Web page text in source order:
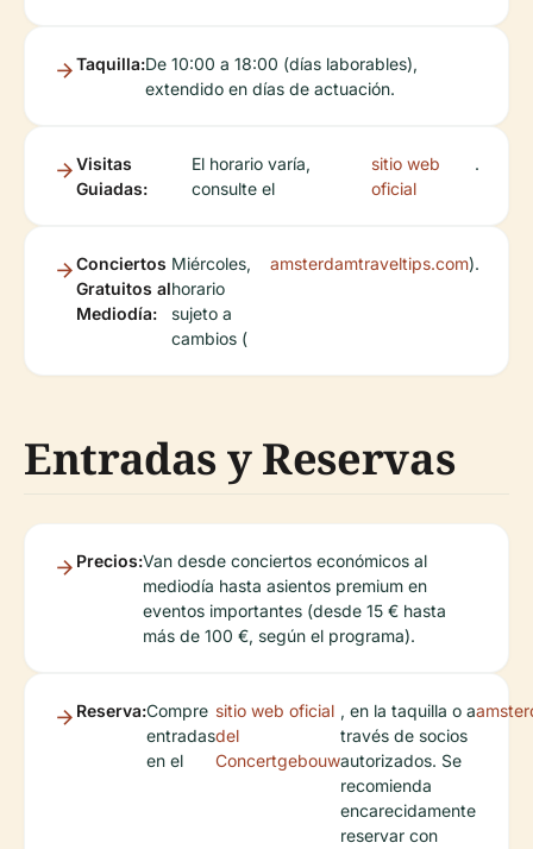
Taquilla:De 10:00 a 18:00 (días laborables),
extendido en días de actuación.
Visitas
Guiadas:
El horario varía,
consulte el
sitio web
oficial
.
Conciertos
Gratuitos al
Mediodía:
Miércoles,
horario
sujeto a
cambios (
amsterdamtraveltips.com).
Entradas y Reservas
Precios:Van desde conciertos económicos al
mediodía hasta asientos premium en
eventos importantes (desde 15 € hasta
más de 100 €, según el programa).
Reserva:Compre
entradas
en el
sitio web oficial
del
Concertgebouw
, en la taquilla o a
través de socios
autorizados. Se
recomienda
encarecidamente
reservar con